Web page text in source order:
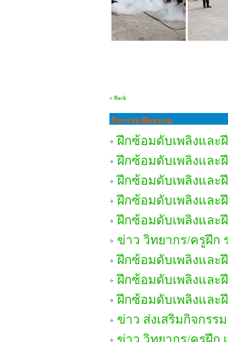
« Back
กิจกรรม/ฝึกอบรม
ฝึกซ้อมดับเพลิงและ
ฝึกซ้อมดับเพลิงและ
ฝึกซ้อมดับเพลิงและ
ฝึกซ้อมดับเพลิงและ
ฝึกซ้อมดับเพลิงและ
ข่าว วิทยากร/ครูฝึก
ฝึกซ้อมดับเพลิงและ
ฝึกซ้อมดับเพลิงและ
ฝึกซ้อมดับเพลิงและ
ข่าว ส่งเสริมกิจกรร
ข่าว วิทยากร/ครูฝึก